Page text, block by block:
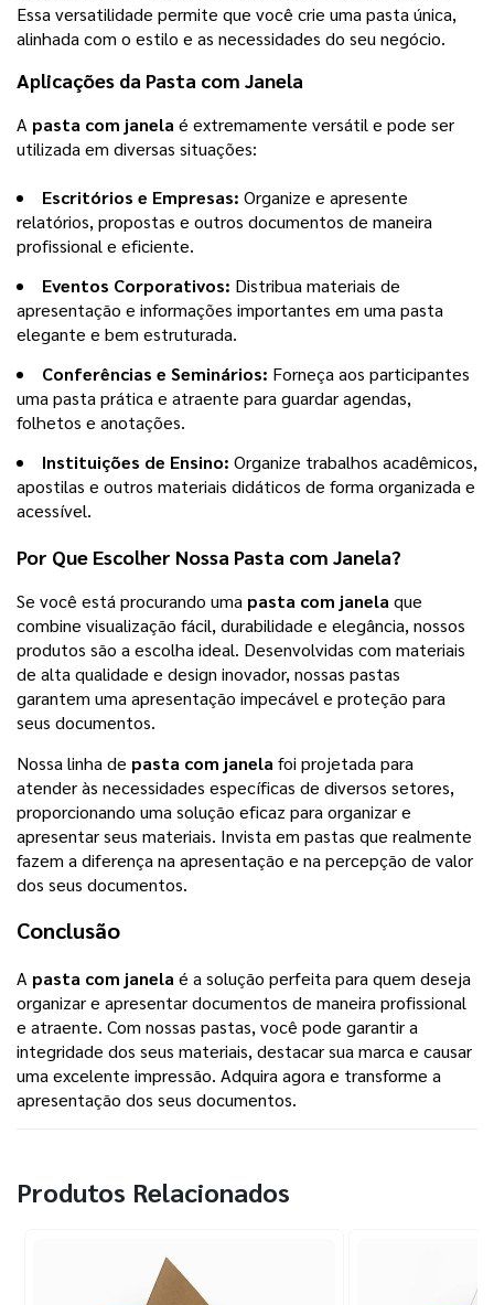
Essa versatilidade permite que você crie uma pasta única,
alinhada com o estilo e as necessidades do seu negócio.
Aplicações da Pasta com Janela
A pasta com janela é extremamente versátil e pode ser
utilizada em diversas situações:
Escritórios e Empresas: Organize e apresente
relatórios, propostas e outros documentos de maneira
profissional e eficiente.
Eventos Corporativos: Distribua materiais de
apresentação e informações importantes em uma pasta
elegante e bem estruturada.
Conferências e Seminários: Forneça aos participantes
uma pasta prática e atraente para guardar agendas,
folhetos e anotações.
Instituições de Ensino: Organize trabalhos acadêmicos,
apostilas e outros materiais didáticos de forma organizada e
acessível.
Por Que Escolher Nossa Pasta com Janela?
Se você está procurando uma pasta com janela que
combine visualização fácil, durabilidade e elegância, nossos
produtos são a escolha ideal. Desenvolvidas com materiais
de alta qualidade e design inovador, nossas pastas
garantem uma apresentação impecável e proteção para
seus documentos.
Nossa linha de pasta com janela foi projetada para
atender às necessidades específicas de diversos setores,
proporcionando uma solução eficaz para organizar e
apresentar seus materiais. Invista em pastas que realmente
fazem a diferença na apresentação e na percepção de valor
dos seus documentos.
Conclusão
A pasta com janela é a solução perfeita para quem deseja
organizar e apresentar documentos de maneira profissional
e atraente. Com nossas pastas, você pode garantir a
integridade dos seus materiais, destacar sua marca e causar
uma excelente impressão. Adquira agora e transforme a
apresentação dos seus documentos.
Produtos Relacionados